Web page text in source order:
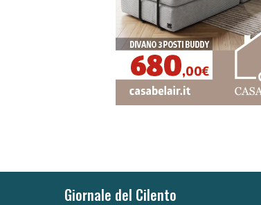
Giornale del Cilento